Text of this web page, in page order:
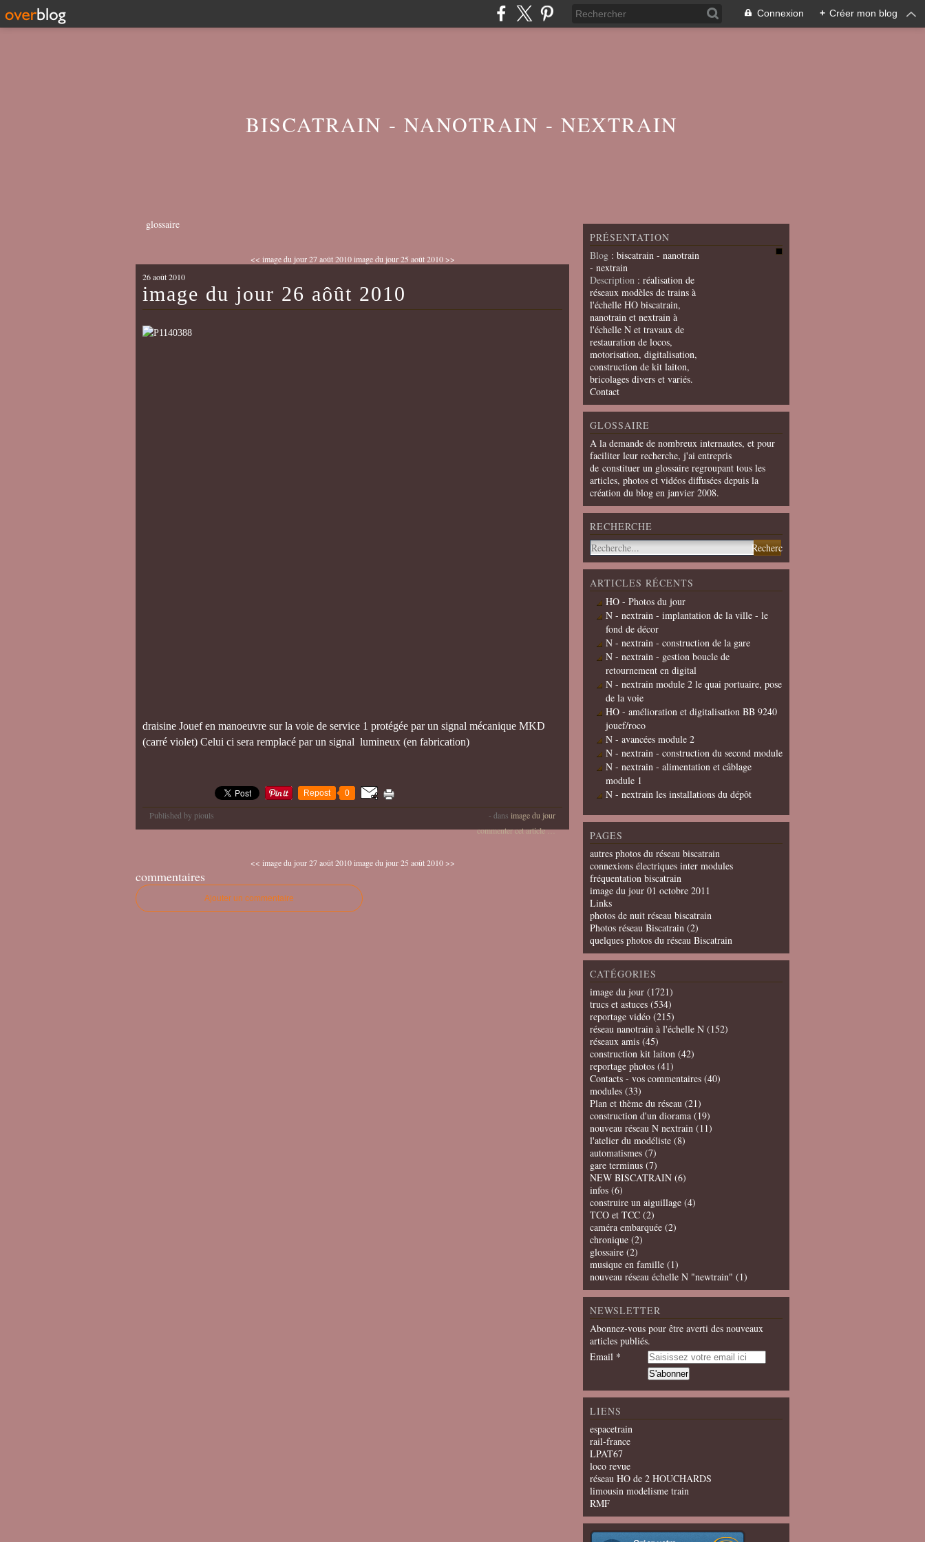
Connexion + Créer mon blog
BISCATRAIN - NANOTRAIN - NEXTRAIN
glossaire
<< image du jour 27 août 2010 image du jour 25 août 2010 >>
26 août 2010
image du jour 26 aôût 2010
draisine Jouef en manoeuvre sur la voie de service 1 protégée par un signal mécanique MKD
(carré violet) Celui ci sera remplacé par un signal lumineux (en fabrication)
Repost 0
Published by piouls - dans image du jour
commenter cet article…
<< image du jour 27 août 2010 image du jour 25 août 2010 >>
commentaires
Ajouter un commentaire
PRÉSENTATION
Blog : biscatrain - nanotrain
- nextrain
Description : réalisation de
réseaux modèles de trains à
l'échelle HO biscatrain,
nanotrain et nextrain à
l'échelle N et travaux de
restauration de locos,
motorisation, digitalisation,
construction de kit laiton,
bricolages divers et variés.
Contact
GLOSSAIRE
A la demande de nombreux internautes, et pour
faciliter leur recherche, j'ai entrepris
de constituer un glossaire regroupant tous les
articles, photos et vidéos diffusées depuis la
création du blog en janvier 2008.
RECHERCHE
ARTICLES RÉCENTS
HO - Photos du jour
N - nextrain - implantation de la ville - le
fond de décor
N - nextrain - construction de la gare
N - nextrain - gestion boucle de
retournement en digital
N - nextrain module 2 le quai portuaire, pose
de la voie
HO - amélioration et digitalisation BB 9240
jouef/roco
N - avancées module 2
N - nextrain - construction du second module
N - nextrain - alimentation et câblage
module 1
N - nextrain les installations du dépôt
PAGES
autres photos du réseau biscatrain
connexions électriques inter modules
fréquentation biscatrain
image du jour 01 octobre 2011
Links
photos de nuit réseau biscatrain
Photos réseau Biscatrain (2)
quelques photos du réseau Biscatrain
CATÉGORIES
image du jour (1721)
trucs et astuces (534)
reportage vidéo (215)
réseau nanotrain à l'échelle N (152)
réseaux amis (45)
construction kit laiton (42)
reportage photos (41)
Contacts - vos commentaires (40)
modules (33)
Plan et thème du réseau (21)
construction d'un diorama (19)
nouveau réseau N nextrain (11)
l'atelier du modéliste (8)
automatismes (7)
gare terminus (7)
NEW BISCATRAIN (6)
infos (6)
construire un aiguillage (4)
TCO et TCC (2)
caméra embarquée (2)
chronique (2)
glossaire (2)
musique en famille (1)
nouveau réseau échelle N "newtrain" (1)
NEWSLETTER
Abonnez-vous pour être averti des nouveaux
articles publiés.
Email
LIENS
espacetrain
rail-france
LPAT67
loco revue
réseau HO de 2 HOUCHARDS
limousin modelisme train
RMF